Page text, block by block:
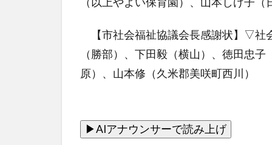
【市社会福祉協議会長感謝状】▽社
（勝部）、下田毅（横山）、徳田忠
原）、山本修（久米郡美咲町西川）